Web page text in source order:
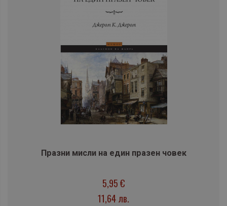
Празни мисли на един празен човек
5,95 €
11,64 лв.